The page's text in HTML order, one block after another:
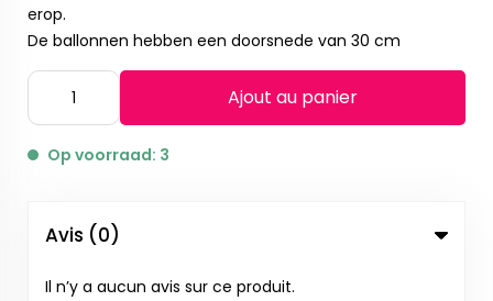
erop.
De ballonnen hebben een doorsnede van 30 cm
Ajout au panier
Op voorraad: 3
Avis (0)
Il n’y a aucun avis sur ce produit.